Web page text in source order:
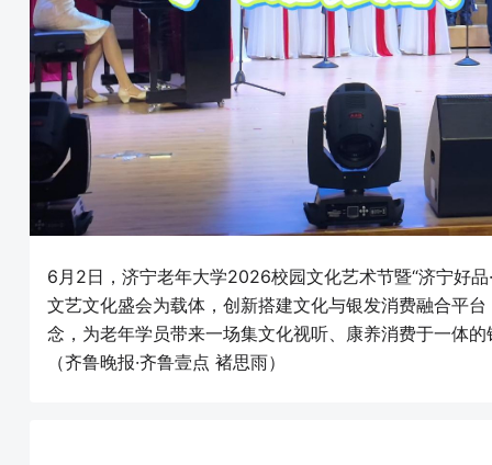
6月2日，济宁老年大学2026校园文化艺术节暨“济宁好
文艺文化盛会为载体，创新搭建文化与银发消费融合平
念，为老年学员带来一场集文化视听、康养消费于一体的
（齐鲁晚报·齐鲁壹点 褚思雨）